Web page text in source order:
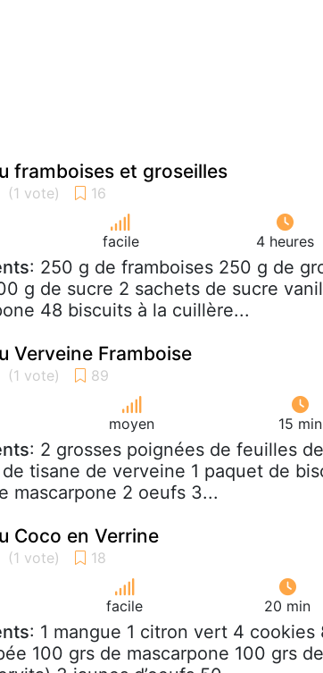
framboises et groseilles
facile 4 heures
: 250 g de framboises 250 g de
g de sucre 2 sachets de sucre
48 biscuits à la cuillère...
Verveine Framboise
moyen 15 min
: 2 grosses poignées de feuilles
tisane de verveine 1 paquet de
mascarpone 2 oeufs 3...
Coco en Verrine
facile 20 min
: 1 mangue 1 citron vert 4
100 grs de mascarpone 100 grs